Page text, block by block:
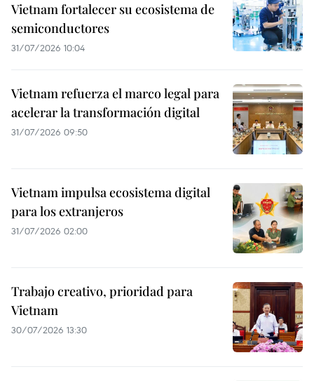
Vietnam fortalecer su ecosistema de
semiconductores
31/07/2026 10:04
Vietnam refuerza el marco legal para
acelerar la transformación digital
31/07/2026 09:50
Vietnam impulsa ecosistema digital
para los extranjeros
31/07/2026 02:00
Trabajo creativo, prioridad para
Vietnam
30/07/2026 13:30